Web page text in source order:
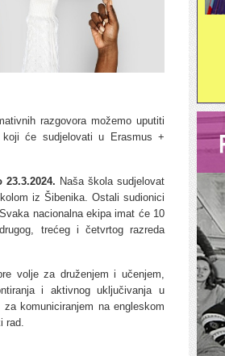
razgovora možemo uputiti
će sudjelovati u Erasmus +
23.3.2024. Naša škola sudjelovat
iz Šibenika. Ostali sudionici
nacionalna ekipa imat će 10
trećeg i četvrtog razreda
volje za druženjem i učenjem,
i aktivnog uključivanja u
komuniciranjem na engleskom
rad.